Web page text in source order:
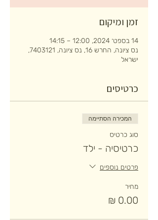
זמן ומיקום
14 בספט׳ 2024, 12:00 – 14:15
נס ציונה, החרש 16, נס ציונה, 7403121,
ישראל
כרטיסים
המכירה הסתיימה
סוג כרטיס
כרטיסיה - ילד
פרטים נוספים
מחיר